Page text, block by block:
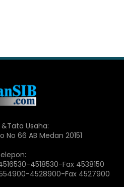
&Tata Usaha:
No 66 AB Medan 20151
4518530-Fax 4538150
4528900-Fax 4527900